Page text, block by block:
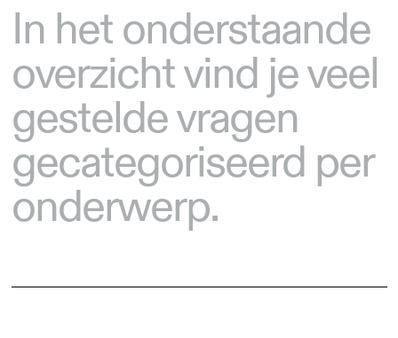
In het onderstaande
overzicht vind je veel
gestelde vragen
gecategoriseerd per
onderwerp.